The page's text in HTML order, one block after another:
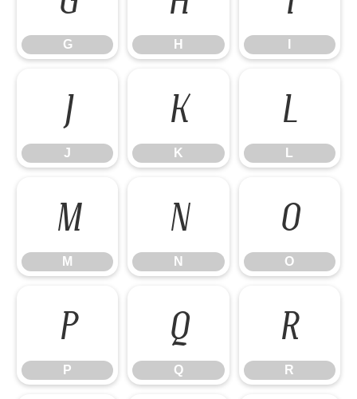
G H
J
J
K
K
L
L
M
M
N
N
O
O
P
P
Q
Q
R
R